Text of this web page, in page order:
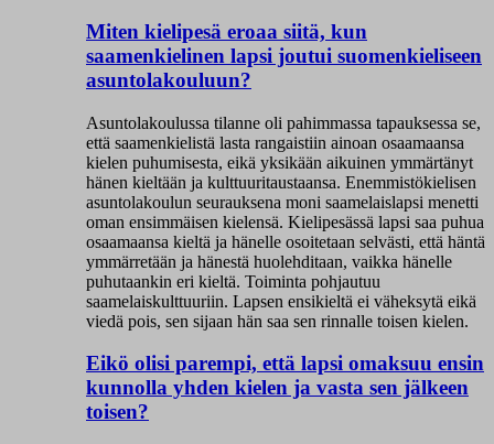
Miten kielipesä eroaa siitä, kun
saamenkielinen lapsi joutui suomenkieliseen
asuntolakouluun?
Asuntolakoulussa tilanne oli pahimmassa tapauksessa se,
että saamenkielistä lasta rangaistiin ainoan osaamaansa
kielen puhumisesta, eikä yksikään aikuinen ymmärtänyt
hänen kieltään ja kulttuuritaustaansa. Enemmistökielisen
asuntolakoulun seurauksena moni saamelaislapsi menetti
oman ensimmäisen kielensä. Kielipesässä lapsi saa puhua
osaamaansa kieltä ja hänelle osoitetaan selvästi, että häntä
ymmärretään ja hänestä huolehditaan, vaikka hänelle
puhutaankin eri kieltä. Toiminta pohjautuu
saamelaiskulttuuriin. Lapsen ensikieltä ei väheksytä eikä
viedä pois, sen sijaan hän saa sen rinnalle toisen kielen.
Eikö olisi parempi, että lapsi omaksuu ensin
kunnolla yhden kielen ja vasta sen jälkeen
toisen?